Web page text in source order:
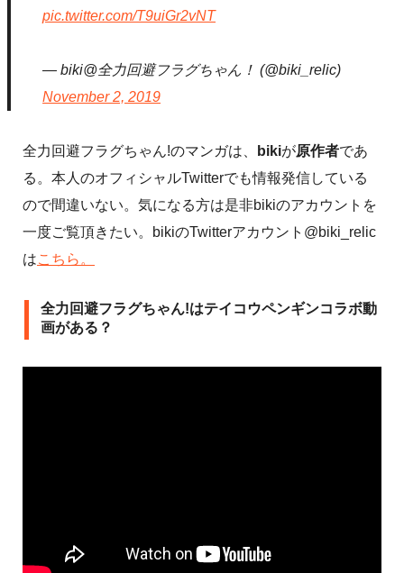
pic.twitter.com/T9uiGr2vNT
— biki@全力回避フラグちゃん！ (@biki_relic)
November 2, 2019
全力回避フラグちゃん!のマンガは、 bikiが原作者であ
る。本人のオフィシャルTwitterでも情報発信している
ので間違いない。気になる方は是非bikiのアカウントを
一度ご覧頂きたい。bikiのTwitterアカウント@biki_relic
はこちら。
全力回避フラグちゃん!はテイコウペンギンコラボ動
画がある？